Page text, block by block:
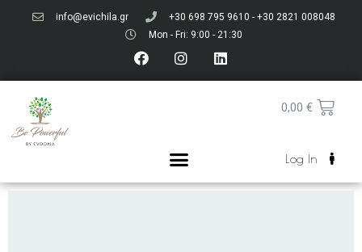
info@evichila.gr
+30 698 795 9610 - +30 2821 008048
Mon - Fri: 9:00 - 21:30
0,00€
Log In